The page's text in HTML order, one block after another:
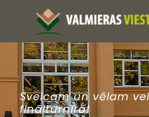
Sveicam un vēlam
finālturnīrā!